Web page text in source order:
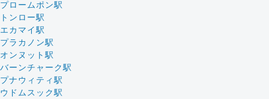
プロームポン駅
トンロー駅
エカマイ駅
プラカノン駅
オンヌット駅
バーンチャーク駅
プナウィティ駅
ウドムスック駅